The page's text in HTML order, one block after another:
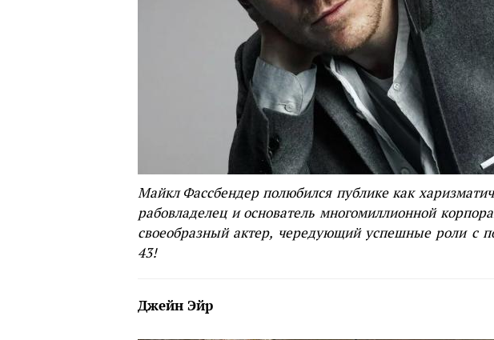
Майкл Фассбендерполюбился публике как
рабовладелец и основатель многомиллионной
своеобразный актер, чередующий успешные роли с
43!
Джейн Эйр